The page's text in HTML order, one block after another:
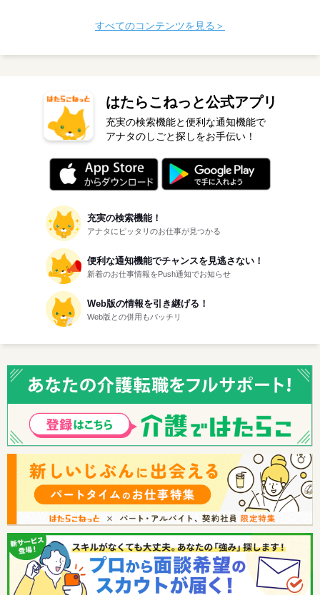
パーソルクロステクノロジー株式会社（機電）
にキニナルを送りました。
東京都の女性が
キャリアリンク株式会社（東証プライム市場）
にキニナルを送りました。
ピックル株式会社
埼玉県の男性が
ヒューマンリソシア株式会社（関東）
にキニナルを送りました。
東京都の女性が
株式会社キャリアデザインセンター
にキニナルを送りました。
神奈川県の男性が
株式会社リクルートスタッフィング ＩＴスタッフ…
にキニナルを送りました。
東京都の女性が
日本メディカルシステム株式会社
にキニナルを送りました。
株式会社リクルートスタッフィング
にキニナルを送りました。
東京都の女性が
にキニナルを送りました。
神奈川県の女性が
株式会社H4
すべてのコンテンツを見る＞
はたらこねっと公式アプリ
充実の検索機能と便利な通知機能で
アナタのしごと探しをお手伝い！
充実の検索機能！
アナタにピッタリのお仕事が見つかる
便利な通知機能でチャンスを見逃さない！
新着のお仕事情報をPush通知でお知らせ
Web版の情報を引き継げる！
Web版との併用もバッチリ